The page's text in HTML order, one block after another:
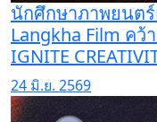
นักศึกษาภาพยนต
Langkha Film คว้
IGNITE
24 มิ.ย. 2569